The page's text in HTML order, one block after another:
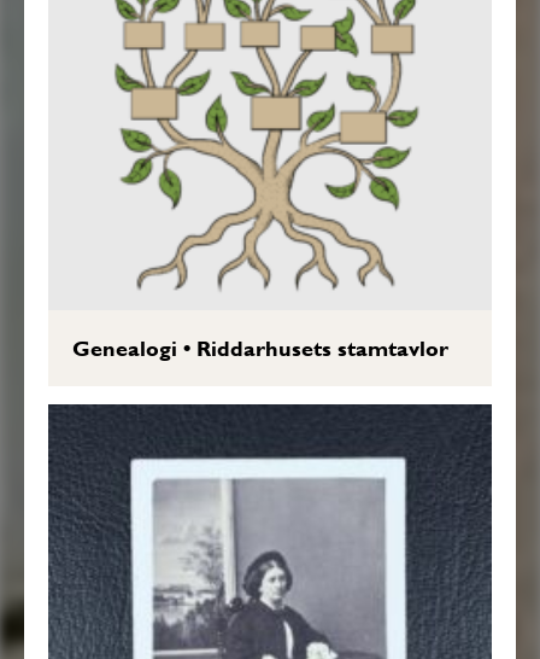
Genealogi • Riddarhusets stamtavlor